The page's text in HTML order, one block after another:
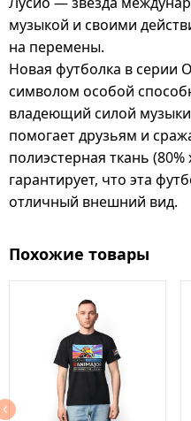
музыкой и своими
на перемены.
Новая футболка в серии
символом особой
владеющий силой
помогает друзьям и
полиэстерная ткань
гарантирует, что эта
отличный внешний вид.
Похожие товары